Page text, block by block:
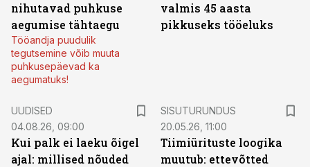
nihutavad puhkuse
aegumise tähtaegu
Tööandja puudulik
tegutsemine võib muuta
puhkusepäevad ka
aegumatuks!
valmis 45 aasta
pikkuseks tööeluks
UUDISED
04.08.26, 09:00
Kui palk ei laeku õigel
ajal: millised nõuded
SISUTURUNDUS
20.05.26, 11:00
Tiimiürituste loogika
muutub: ettevõtted